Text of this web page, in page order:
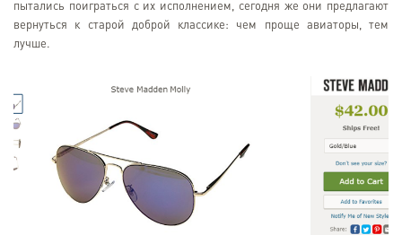
пытались поиграться с их исполнением, сегодня же они предлагают
вернуться к старой доброй классике: чем проще авиаторы, тем
лучше.